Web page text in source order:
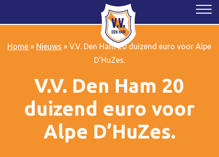
Home » Nieuws »V.V. Den Ham 20 duizend euro voor Alpe
D’HuZes.
V.V. Den Ham 20
duizend euro voor
Alpe D’HuZes.